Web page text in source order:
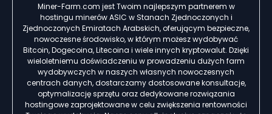
Miner-Farm.com jest Twoim najlepszym partnerem w
hostingu minerów ASIC w Stanach Zjednoczonych i
Zjednoczonych Emiratach Arabskich, oferującym bezpieczne,
nowoczesne środowisko, w którym możesz wydobywać
Bitcoin, Dogecoina, Litecoina i wiele innych kryptowalut. Dzięki
wieloletniemu doświadczeniu w prowadzeniu dużych farm
wydobywczych w naszych własnych nowoczesnych
centrach danych, dostarczamy dostosowane konsultacje,
optymalizację sprzętu oraz dedykowane rozwiązania
hostingowe zaprojektowane w celu zwiększenia rentowności